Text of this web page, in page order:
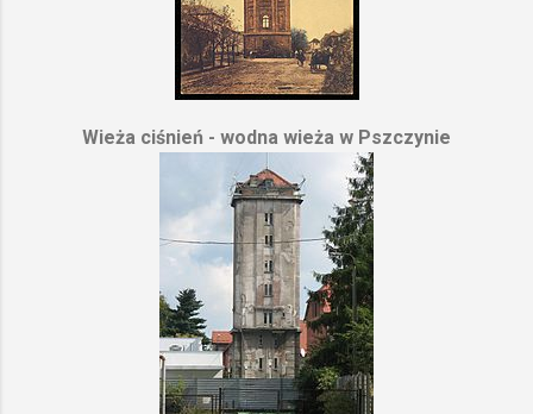
Wieża ciśnień - wodna wieża w Pszczynie